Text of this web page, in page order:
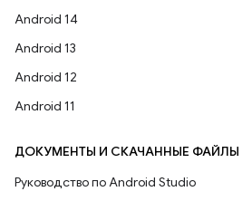
Android 14
Android 13
Android 12
Android 11
ДОКУМЕНТЫ И СКАЧАННЫЕ ФАЙЛЫ
Руководство по Android Studio